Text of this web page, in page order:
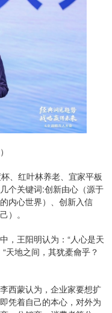
、红叶林养老、宜家平板
个关键词:创新由心（源于
内心世界）、创新入信
）。
，王阳明认为：“人心是天
天地之间，其犹橐龠乎？
西蒙认为，企业家要想扩
凭着自己的本心，对外为